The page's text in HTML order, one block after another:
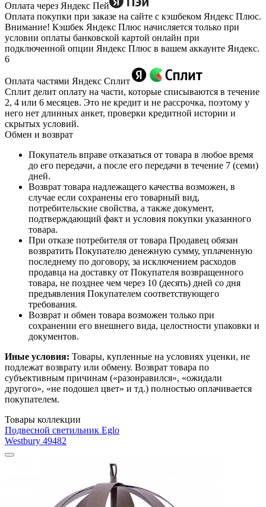
Оплата через Яндекс Пей
Оплата покупки при заказе на сайте с кэшбеком Яндекс Плюс.
Внимание! Кэшбек Яндекс Плюс начисляется только при
условии оплаты банковской картой онлайн при
подключенной опции Яндекс Плюс в вашем аккаунте Яндекс.
6
Оплата частями Яндекс Сплит
Сплит делит оплату на части, которые списываются в течение
2, 4 или 6 месяцев. Это не кредит и не рассрочка, поэтому у
него нет длинных анкет, проверки кредитной истории и
скрытых условий.
Обмен и возврат
Покупатель вправе отказаться от товара в любое время
до его передачи, а после его передачи в течение 7 (семи)
дней.
Возврат товара надлежащего качества возможен, в
случае если сохранены его товарный вид,
потребительские свойства, а также документ,
подтверждающий факт и условия покупки указанного
товара.
При отказе потребителя от товара Продавец обязан
возвратить Покупателю денежную сумму, уплаченную
последнему по договору, за исключением расходов
продавца на доставку от Покупателя возвращенного
товара, не позднее чем через 10 (десять) дней со дня
предъявления Покупателем соответствующего
требования.
Возврат и обмен товара возможен только при
сохранении его внешнего вида, целостности упаковки и
документов.
Иные условия: Товары, купленные на условиях уценки, не
подлежат возврату или обмену. Возврат товара по
субъективным причинам («разонравился», «ожидали
другого», «не подошел цвет» и тд.) полностью оплачивается
покупателем.
Товары коллекции
Подвесной светильник Eglo
Westbury 49482